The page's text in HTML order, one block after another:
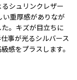
シュリンクレザー
い重厚感がありなが
。キズが目立ちに
事が光るシルバース
感をプラスします。